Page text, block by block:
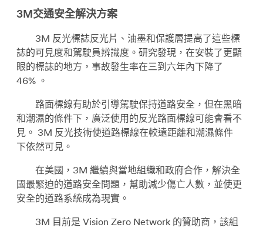
3M交通安全解決方案
3M 反光標誌反光片、油墨和保護層提高了這些標
誌的可見度和駕駛員辨識度。研究發現，在安裝了更顯
眼的標誌的地方，事故發生率在三到六年內下降了
46% 。
路面標線有助於引導駕駛保持道路安全，但在黑暗
和潮濕的條件下，廣泛使用的反光路面標線可能會看不
見。 3M 反光技術使道路標線在較遠距離和潮濕條件
下依然可見。
在美國，3M 繼續與當地組織和政府合作，解決全
國最緊迫的道路安全問題，幫助減少傷亡人數，並使更
安全的道路系統成為現實。
3M 目前是 Vision Zero Network 的贊助商，該組